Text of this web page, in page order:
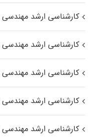
کارشناسی ارشد
کارشناسی ارشد
کارشناسی ارشد مهندسی
کارشناسی ارشد
کارشناسی ارشد